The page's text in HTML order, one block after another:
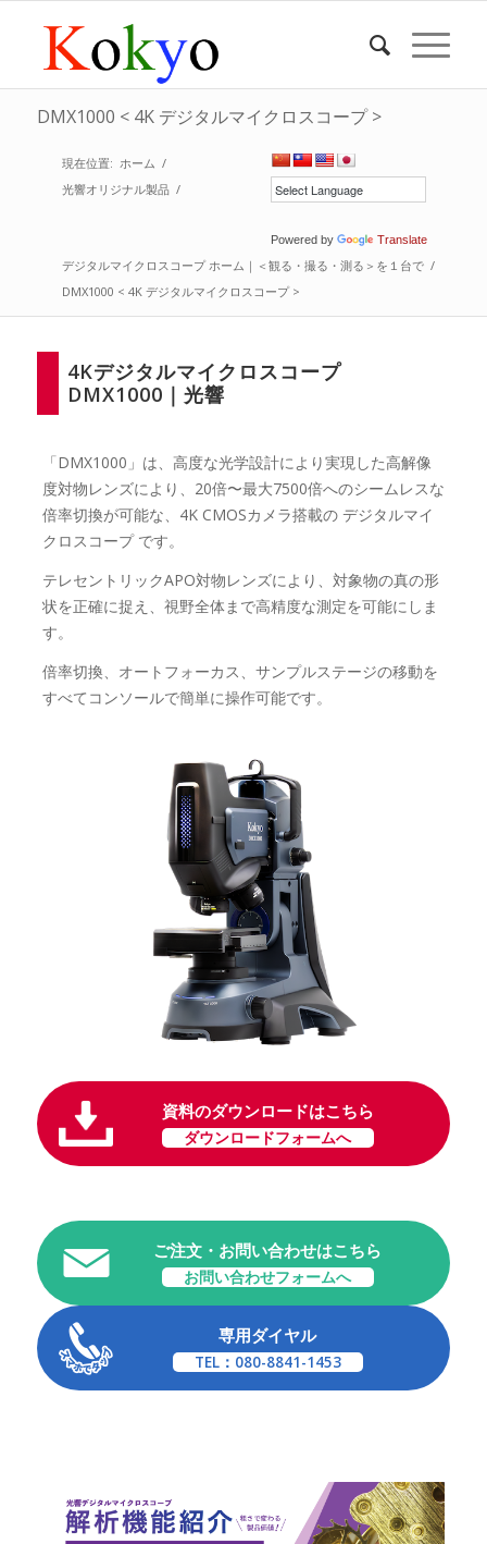
DMX1000 < 4K デジタルマイクロスコープ >
Powered by Translate
現在位置: ホーム /
光響オリジナル製品 /
デジタルマイクロスコープ ホーム｜＜観る・撮る・測る＞を１台で /
DMX1000 < 4K デジタルマイクロスコープ >
4Kデジタルマイクロスコープ
DMX1000｜光響
「DMX1000」は、高度な光学設計により実現した高解像
度対物レンズにより、20倍〜最大7500倍へのシームレスな
倍率切換が可能な、4K CMOSカメラ搭載の デジタルマイ
クロスコープ です。
テレセントリックAPO対物レンズにより、対象物の真の形
状を正確に捉え、視野全体まで高精度な測定を可能にしま
す。
倍率切換、オートフォーカス、サンプルステージの移動を
すべてコンソールで簡単に操作可能です。
資料のダウンロードはこちら
ダウンロードフォームへ
ご注文・お問い合わせはこちら
お問い合わせフォームへ
専用ダイヤル
TEL：080-8841-1453